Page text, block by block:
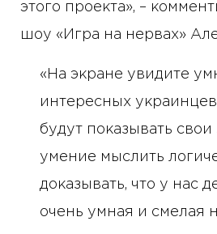
этого проекта», –
шоу «Игра на нервах»
«На экране увидите
интересных
будут показывать свои
умение мыслить
доказывать, что у нас
очень умная и смелая